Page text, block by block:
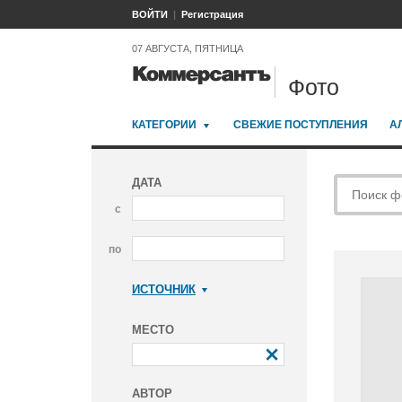
ВОЙТИ Регистрация
07 АВГУСТА, ПЯТНИЦА
Фото
КАТЕГОРИИ СВЕЖИЕ ПОСТУПЛЕНИЯ
ДАТА
с
по
ИСТОЧНИК
МЕСТО
АВТОР